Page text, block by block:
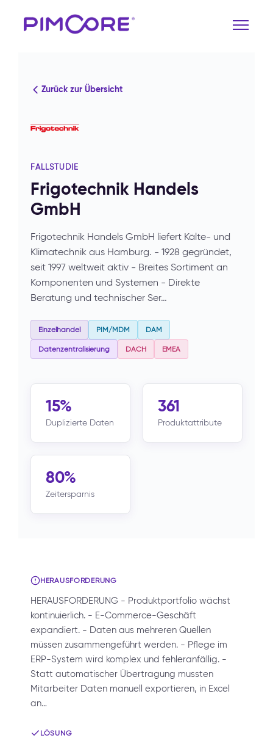
Zurück zur Übersicht
FALLSTUDIE
Frigotechnik Handels
GmbH
Frigotechnik Handels GmbH liefert Kälte- und
Klimatechnik aus Hamburg. - 1928 gegründet,
seit 1997 weltweit aktiv - Breites Sortiment an
Komponenten und Systemen - Direkte
Beratung und technischer Ser…
Einzelhandel PIM/MDM DAM
Datenzentralisierung DACH EMEA
15%
Duplizierte Daten
361
Produktattribute
80%
Zeitersparnis
HERAUSFORDERUNG
HERAUSFORDERUNG - Produktportfolio wächst
kontinuierlich. - E-Commerce-Geschäft
expandiert. - Daten aus mehreren Quellen
müssen zusammengeführt werden. - Pflege im
ERP-System wird komplex und fehleranfällig. -
Statt automatischer Übertragung mussten
Mitarbeiter Daten manuell exportieren, in Excel
an…
LÖSUNG